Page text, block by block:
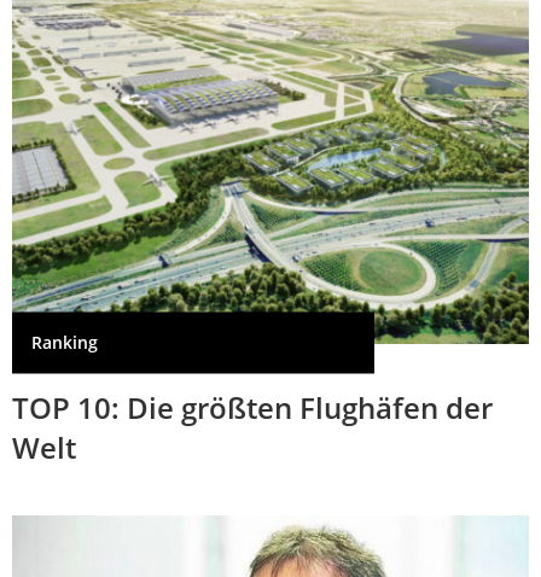
Ranking
TOP 10: Die größten Flughäfen der
Welt